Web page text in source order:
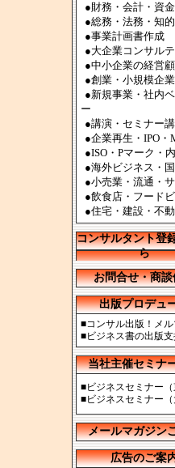
●財務・会計・資
●総務・法務・知
●事業計画書作成
●大企業コンサル
●中小企業の経営
●創業・小規模企業
●新規事業・社内
ー
●講演・セミナー
●企業再生・IPO・
●ISO・Pマーク・
●海外ビジネス・国
●小売業・流通・
●飲食店・フード
●住宅・建設・不
コンサルタント登
ら
お問合せ・商談
出版プロデュ
■コンサル出版！メ
■ビジネス書の出版支
当社主催セミナ
■ビジネスセミナー（
■ビジネスセミナー（
メールマガジン
広告のご案